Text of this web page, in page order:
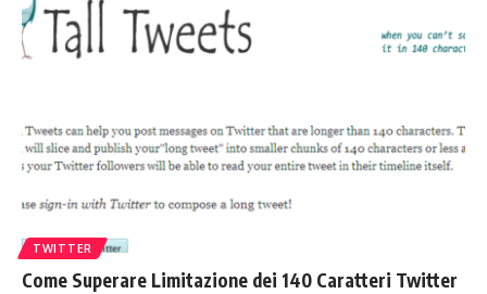
TWITTER
Come Superare Limitazione dei 140 Caratteri Twitter